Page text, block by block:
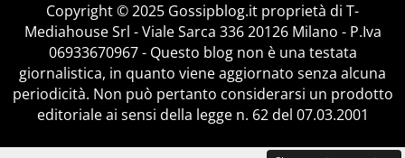
Copyright © 2025 Gossipblog.it proprietà di T-
Mediahouse Srl - Viale Sarca 336 20126 Milano - P.Iva
06933670967 - Questo blog non è una testata
giornalistica, in quanto viene aggiornato senza alcuna
periodicità. Non può pertanto considerarsi un prodotto
editoriale ai sensi della legge n. 62 del 07.03.2001